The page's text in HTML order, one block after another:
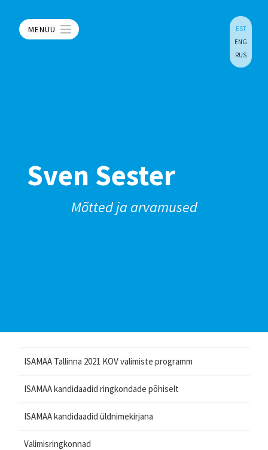
MENÜÜ
EST
ENG
RUS
Sven Sester
Mõtted ja arvamused
ISAMAA Tallinna 2021 KOV valimiste programm
ISAMAA kandidaadid ringkondade põhiselt
ISAMAA kandidaadid üldnimekirjana
Valimisringkonnad